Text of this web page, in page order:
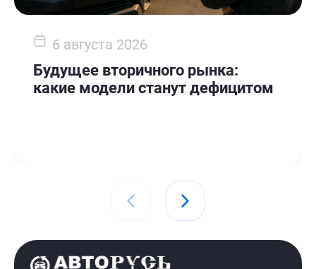
6 августа 2026
Будущее вторичного рынка:
какие модели станут дефицитом